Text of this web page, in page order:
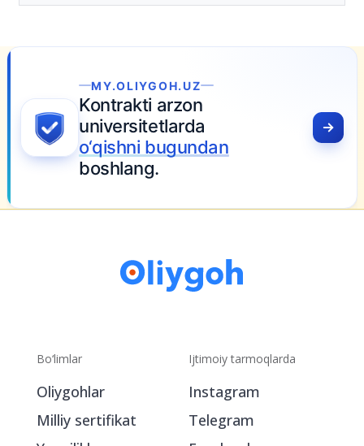
MY.OLIYGOH.UZ
Kontrakti arzon
universitetlarda
o‘qishni bugundan
boshlang.
Bo‘limlar Ijtimoiy tarmoqlarda